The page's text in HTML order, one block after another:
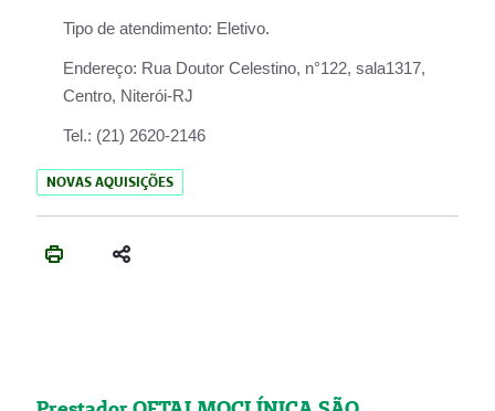
Tipo de atendimento: Eletivo.
Endereço: Rua Doutor Celestino, n°122, sala1317,
Centro, Niterói-RJ
Tel.: (21) 2620-2146
NOVAS AQUISIÇÕES